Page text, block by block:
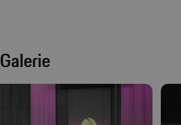
Galerie